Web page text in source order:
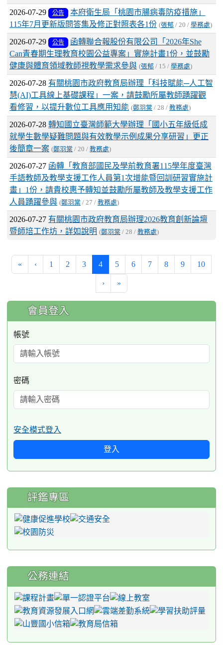
2026-07-29 公告
本府衛生局「桃園市腸病毒防疫措施」
115年7月更新版問答集及修正對照表各1份 (張郁 / 20 / 學務處)
2026-07-29 公告
函轉聯合報股份有限公司「2026年She
Can青春期生理教育校園公益專案」實施計畫1份，並鼓勵
健康與體育領域教師視教學需求參與 (張郁 / 15 / 學務處)
2026-07-28 有關桃園市政府教育局辦理「科技賦能─人工智
慧(AI)工具線上基礎課程」一案，請鼓勵所屬教師踴躍觀
看修習，以提升數位工具應用知能 (鄭羽棠 / 28 / 教務處)
2026-07-28 轉知國立臺灣師範大學辦理「國小五年級低成
就學生數學疑難問題與有效教學示例成果分享研習」更正
後簡章一案 (鄭羽棠 / 20 / 教務處)
2026-07-27 函轉「教育部國民及學前教育署115學年度臺灣
手語教師及教學支援工作人員第1次增能暨回訓研習實施計
畫」1份，請貴校惠予轉知並鼓勵所屬教師及教學支援工作
人員踴躍參與 (鄭羽棠 / 27 / 教務處)
2026-07-27 有關桃園市政府教育局辦理2026教育創新論壇
暨師培工作坊，詳如說明 (鄭羽棠 / 28 / 教務處)
« ‹ 1 2 3 4(current)
5 6 7 8 9 10
› »
:::
會員登入
帳號
密碼
安全模式登入
登入
評鑑專區
公務連結